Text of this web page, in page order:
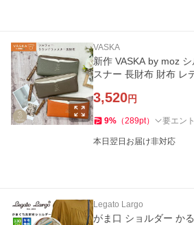
VASKA
新作 VASKA by moz
スナー 長財布 財布 レ
3,520円
9% （289pt） 要エン
本日翌日お届け非対応
Legato Largo
がま口 ショルダー か